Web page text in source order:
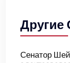
Другие
Сенатор